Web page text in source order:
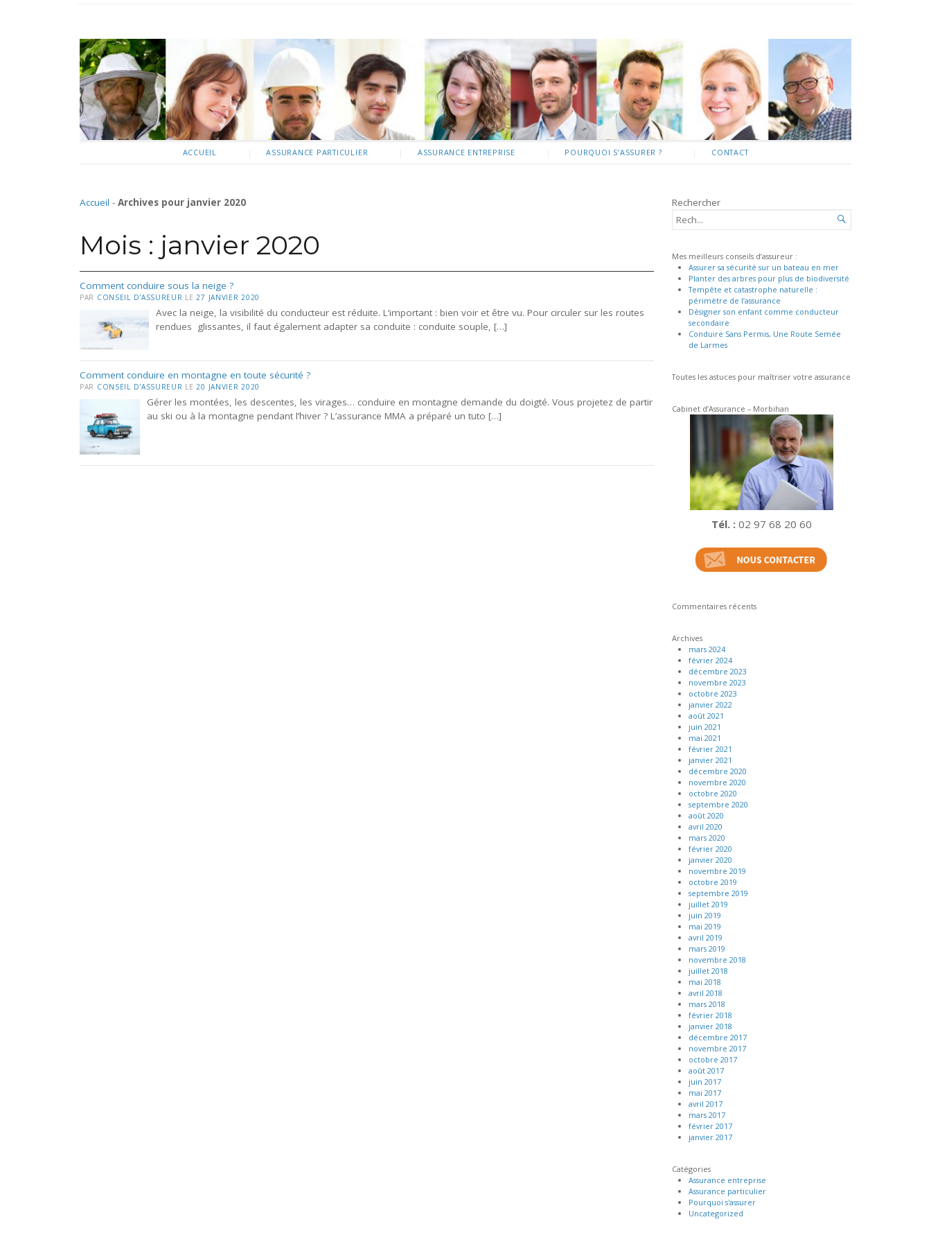
ACCUEIL ASSURANCE PARTICULIER ASSURANCE ENTREPRISE POURQUOI S’ASSURER ? CONTACT
Accueil - Archives pour janvier 2020
Mois : janvier 2020
Comment conduire sous la neige ?
PAR CONSEIL D'ASSUREUR LE 27 JANVIER 2020
Avec la neige, la visibilité du conducteur est réduite. L’important : bien voir et être vu. Pour circuler sur les routes
rendues glissantes, il faut également adapter sa conduite : conduite souple, […]
Comment conduire en montagne en toute sécurité ?
PAR CONSEIL D'ASSUREUR LE 20 JANVIER 2020
Gérer les montées, les descentes, les virages… conduire en montagne demande du doigté. Vous projetez de partir
au ski ou à la montagne pendant l’hiver ? L’assurance MMA a préparé un tuto […]
Rechercher
RECHERCHER...

Mes meilleurs conseils d’assureur :
Assurer sa sécurité sur un bateau en mer
Planter des arbres pour plus de biodiversité
Tempête et catastrophe naturelle :
périmètre de l’assurance
Désigner son enfant comme conducteur
secondaire
Conduire Sans Permis, Une Route Semée
de Larmes
Toutes les astuces pour maîtriser votre assurance
Cabinet d’Assurance – Morbihan
Tél. : 02 97 68 20 60
Commentaires récents
Archives
mars 2024
février 2024
décembre 2023
novembre 2023
octobre 2023
janvier 2022
août 2021
juin 2021
mai 2021
février 2021
janvier 2021
décembre 2020
novembre 2020
octobre 2020
septembre 2020
août 2020
avril 2020
mars 2020
février 2020
janvier 2020
novembre 2019
octobre 2019
septembre 2019
juillet 2019
juin 2019
mai 2019
avril 2019
mars 2019
novembre 2018
juillet 2018
mai 2018
avril 2018
mars 2018
février 2018
janvier 2018
décembre 2017
novembre 2017
octobre 2017
août 2017
juin 2017
mai 2017
avril 2017
mars 2017
février 2017
janvier 2017
Catégories
Assurance entreprise
Assurance particulier
Pourquoi s'assurer
Uncategorized